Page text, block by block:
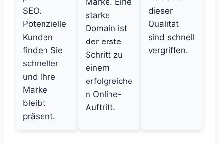
SEO.
Potenzielle
Kunden
finden Sie
schneller
und Ihre
Marke
bleibt
präsent.
Marke. Eine
starke
Domain ist
der erste
Schritt zu
einem
erfolgreiche
n Online-
Auftritt.
dieser
Qualität
sind schnell
vergriffen.